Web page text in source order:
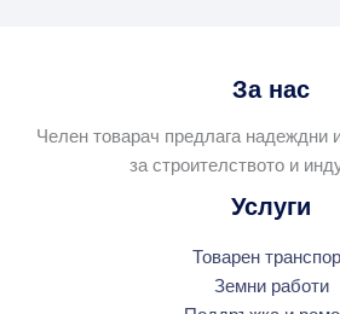
За нас
Челен товарач предлага надеждни
за строителството и
Услуги
Товарен
Земни работи